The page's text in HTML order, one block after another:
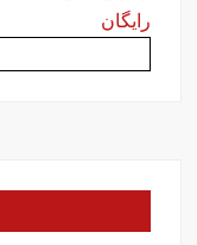
رایگان